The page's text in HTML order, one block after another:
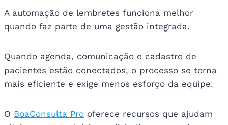
A automação de lembretes funciona melhor
quando faz parte de uma gestão integrada.
Quando agenda, comunicação e cadastro de
pacientes estão conectados, o processo se torna
mais eficiente e exige menos esforço da equipe.
O BoaConsulta Pro oferece recursos que ajudam